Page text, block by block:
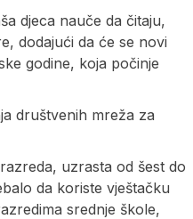
djeca nauče da čitaju,
dodajući da će se novi
godine, koja počinje
društvenih mreža za
uzrasta od šest do
da koriste vještačku
srednje škole,